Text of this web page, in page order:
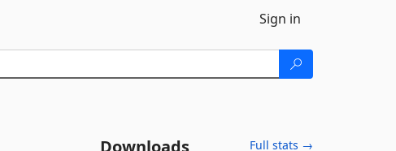
Sign in
Downloads Full stats →